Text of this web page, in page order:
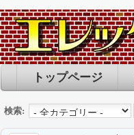
トップページ
検索: